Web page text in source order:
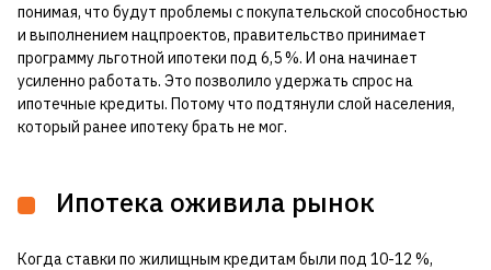
понимая, что будут проблемы с покупательской способностью
и выполнением нацпроектов, правительство принимает
программу льготной ипотеки под 6,5 %. И она начинает
усиленно работать. Это позволило удержать спрос на
ипотечные кредиты. Потому что подтянули слой населения,
который ранее ипотеку брать не мог.
Ипотека оживила рынок
Когда ставки по жилищным кредитам были под 10-12 %,